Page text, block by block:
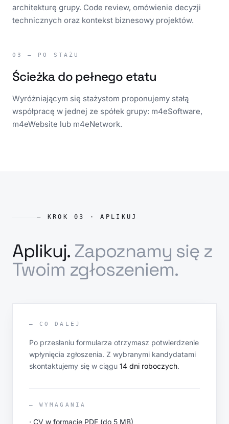
architekturę grupy. Code review, omówienie decyzji
technicznych oraz kontekst biznesowy projektów.
03 — PO STAŻU
Ścieżka do pełnego etatu
Wyróżniającym się stażystom proponujemy stałą
współpracę w jednej ze spółek grupy: m4eSoftware,
m4eWebsite lub m4eNetwork.
— KROK 03 · APLIKUJ
Aplikuj. Zapoznamy się z
Twoim zgłoszeniem.
— CO DALEJ
Po przesłaniu formularza otrzymasz potwierdzenie
wpłynięcia zgłoszenia. Z wybranymi kandydatami
skontaktujemy się w ciągu 14 dni roboczych.
— WYMAGANIA
· CV w formacie PDF (do 5 MB)